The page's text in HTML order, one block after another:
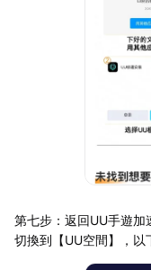
第七步：返回UU手遊
切換到【UU空間】，以